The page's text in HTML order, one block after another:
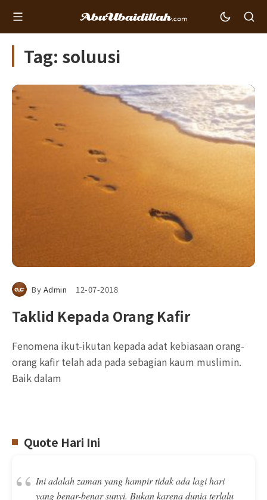
Tag: soluusi
By Admin 12-07-2018
Taklid Kepada Orang Kafir
Fenomena ikut-ikutan kepada adat kebiasaan orang-
orang kafir telah ada pada sebagian kaum muslimin.
Baik dalam
Quote Hari Ini
“ Ini adalah zaman yang hampir tidak ada lagi hari
yang benar-benar sunyi. Bukan karena dunia terlalu